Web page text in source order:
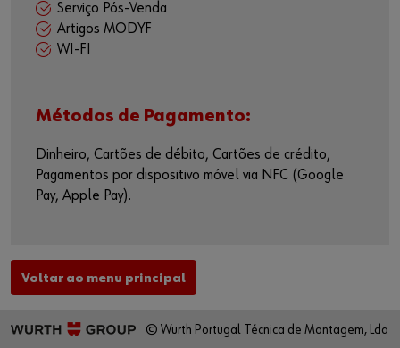
Serviço Pós-Venda
Artigos MODYF
WI-FI
Métodos de Pagamento:
Dinheiro, Cartões de débito, Cartões de crédito,
Pagamentos por dispositivo móvel via NFC (Google
Pay, Apple Pay).
Voltar ao menu principal
© Wurth Portugal Técnica de Montagem, Lda